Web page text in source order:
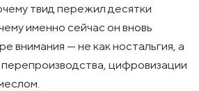
твид пережил десятки
именно сейчас он вновь
внимания — не как ностальгия, а
перепроизводства, цифровизации